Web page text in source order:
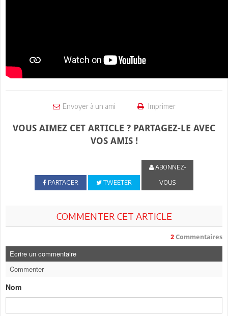
Envoyer à un ami Imprimer
VOUS AIMEZ CET ARTICLE ? PARTAGEZ-LE AVEC
VOS AMIS !
PARTAGER TWEETER
ABONNEZ-
VOUS
COMMENTER CET ARTICLE
2 Commentaires
Ecrire un commentaire
Commenter
Nom